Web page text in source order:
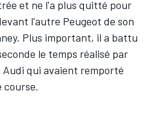
et ne l'a plus quitté pour
l'autre Peugeot de son
Plus important, il a battu
le temps réalisé par
qui avaient remporté
course.